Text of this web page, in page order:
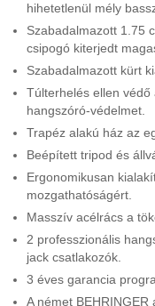
hihetetlenül mély
Szabadalmazott 1.75
csipogó kiterjedt
Szabadalmazott kürt
Túlterhelés ellen
hangszóró-védelmet.
Trapéz alakú ház az
Beépített tripod és
Ergonomikusan
mozgathatóságért.
Masszív acélrács a
2 professzionális
jack csatlakozók.
3 éves garancia
A német